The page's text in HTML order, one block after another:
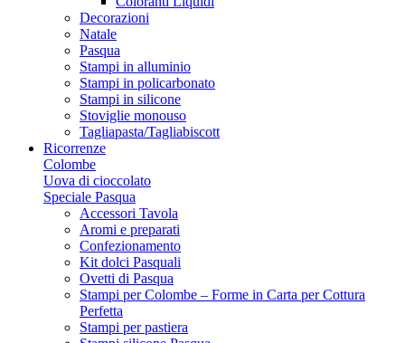
Decorazioni
Natale
Pasqua
Stampi in alluminio
Stampi in policarbonato
Stampi in silicone
Stoviglie monouso
Tagliapasta/Tagliabiscott
Ricorrenze
Colombe
Uova di cioccolato
Speciale Pasqua
Accessori Tavola
Aromi e preparati
Confezionamento
Kit dolci Pasquali
Ovetti di Pasqua
Stampi per Colombe – Forme in Carta per Cottura
Perfetta
Stampi per pastiera